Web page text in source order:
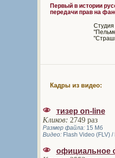
Первый в истории
передачи прав на
Кадры из видео:
тизер on-line
Кликов: 2749 раз
Размер файла:15 Мб
Видео:Flash Video (FLV) /
официальное